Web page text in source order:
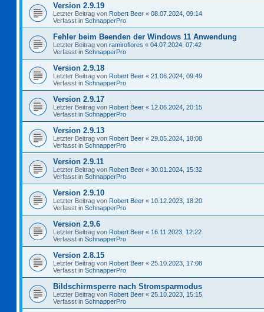
Version 2.9.19
Letzter Beitrag von Robert Beer « 08.07.2024, 09:14
Verfasst in SchnapperPro
Fehler beim Beenden der Windows 11 Anwendung
Letzter Beitrag von ramiroflores « 04.07.2024, 07:42
Verfasst in SchnapperPro
Version 2.9.18
Letzter Beitrag von Robert Beer « 21.06.2024, 09:49
Verfasst in SchnapperPro
Version 2.9.17
Letzter Beitrag von Robert Beer « 12.06.2024, 20:15
Verfasst in SchnapperPro
Version 2.9.13
Letzter Beitrag von Robert Beer « 29.05.2024, 18:08
Verfasst in SchnapperPro
Version 2.9.11
Letzter Beitrag von Robert Beer « 30.01.2024, 15:32
Verfasst in SchnapperPro
Version 2.9.10
Letzter Beitrag von Robert Beer « 10.12.2023, 18:20
Verfasst in SchnapperPro
Version 2.9.6
Letzter Beitrag von Robert Beer « 16.11.2023, 12:22
Verfasst in SchnapperPro
Version 2.8.15
Letzter Beitrag von Robert Beer « 25.10.2023, 17:08
Verfasst in SchnapperPro
Bildschirmsperre nach Stromsparmodus
Letzter Beitrag von Robert Beer « 25.10.2023, 15:15
Verfasst in SchnapperPro